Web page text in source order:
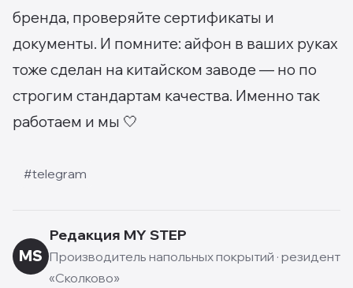
бренда, проверяйте сертификаты и
документы. И помните: айфон в ваших руках
тоже сделан на китайском заводе — но по
строгим стандартам качества. Именно так
работаем и мы 🤍
#telegram
MS
Редакция MY STEP
Производитель напольных покрытий · резидент
«Сколково»